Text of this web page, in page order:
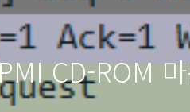
CD-ROM